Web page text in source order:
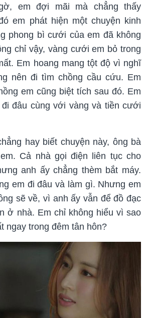
em đợi mãi mà chẳng thấy
em phát hiện một chuyện kinh
phong bì cưới của em đã không
chỉ vậy, vàng cưới em bỏ trong
Em hoang mang tột độ vì nghĩ
nên đi tìm chồng cầu cứu. Em
em cũng biệt tích sau đó. Em
đâu cùng với vàng và tiền cưới
hay biết chuyện này, ông bà
Cả nhà gọi điện liên tục cho
anh ấy chẳng thèm bắt máy.
em đi đâu và làm gì. Nhưng em
sẽ về, vì anh ấy vẫn để đồ đạc
ở nhà. Em chỉ không hiểu vì sao
ngay trong đêm tân hôn?